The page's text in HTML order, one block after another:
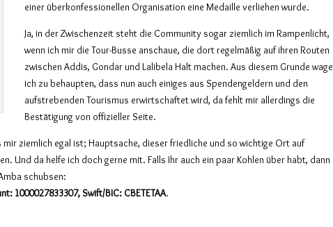
einer überkonfessionellen Organisation eine Medaille verliehen wurde.
Ja, in der Zwischenzeit steht die Community sogar ziemlich im Rampenlicht,
wenn ich mir die Tour-Busse anschaue, die dort regelmäßig auf ihren Routen
zwischen Addis, Gondar und Lalibela Halt machen. Aus diesem Grunde wage
ich zu behaupten, dass nun auch einiges aus Spendengeldern und den
aufstrebenden Tourismus erwirtschaftet wird, da fehlt mir allerdings die
Bestätigung von offizieller Seite.
ziemlich egal ist; Hauptsache, dieser friedliche und so wichtige Ort auf
Und da helfe ich doch gerne mit. Falls Ihr auch ein paar Kohlen über habt, dann
schubsen:
1000027833307, Swift/BIC: CBETETAA.